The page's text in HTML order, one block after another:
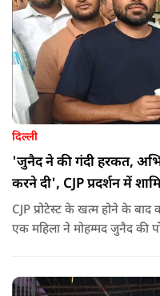
दिल्ली
'जुनैद ने की गंदी हरकत,
करने दी', CJP प्रदर्शन में
CJP प्रोटेस्ट के खत्म होने के
एक महिला ने मोहम्मद जुनैद की
दिया.